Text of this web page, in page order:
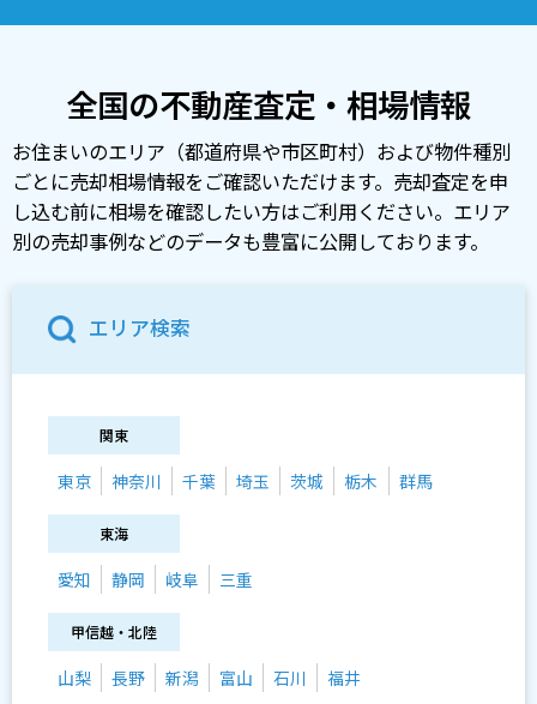
全国の不動産査定・相場情報
お住まいのエリア（都道府県や市区町村）および物件種別
ごとに売却相場情報をご確認いただけます。売却査定を申
し込む前に相場を確認したい方はご利用ください。エリア
別の売却事例などのデータも豊富に公開しております。
エリア検索
関東
東京 神奈川 千葉 埼玉 茨城 栃木 群馬
東海
愛知 静岡 岐阜 三重
甲信越・北陸
山梨 長野 新潟 富山 石川 福井